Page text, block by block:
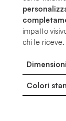
impatto
chi le riceve.
Dimensioni
Colori